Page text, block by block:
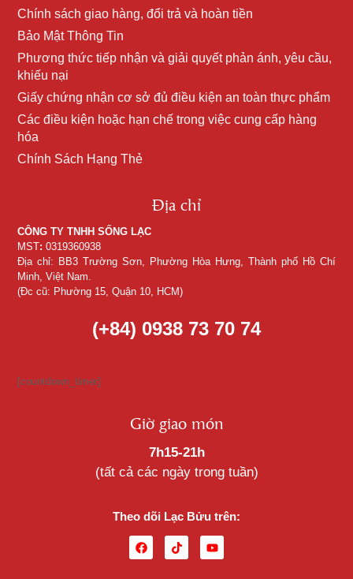
Chính sách giao hàng, đổi trả và hoàn tiền
Bảo Mật Thông Tin
Phương thức tiếp nhận và giải quyết phản ánh, yêu cầu,
khiếu nại
Giấy chứng nhận cơ sở đủ điều kiện an toàn thực phẩm
Các điều kiện hoặc hạn chế trong việc cung cấp hàng
hóa
Chính Sách Hạng Thẻ
Địa chỉ
CÔNG TY TNHH SỐNG LẠC
MST: 0319360938
Địa chỉ: BB3 Trường Sơn, Phường Hòa Hưng, Thành phố Hồ Chí
Minh, Việt Nam.
(Đc cũ: Phường 15, Quận 10, HCM)
(+84) 0938 73 70 74
[countdown_timer]
Giờ giao món
7h15-21h
(tất cả các ngày trong tuần)
Theo dõi Lạc Bửu trên: